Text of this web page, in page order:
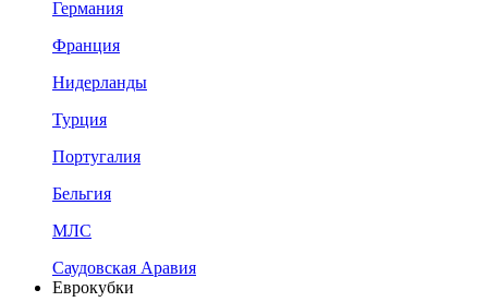
Германия
Франция
Нидерланды
Турция
Португалия
Бельгия
МЛС
Саудовская Аравия
Еврокубки